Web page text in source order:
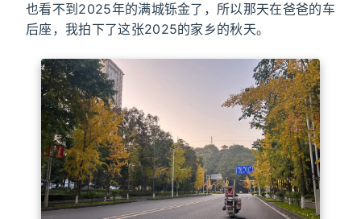
也看不到2025年的满城铄金了，所以那天在爸爸的车
后座，我拍下了这张2025的家乡的秋天。